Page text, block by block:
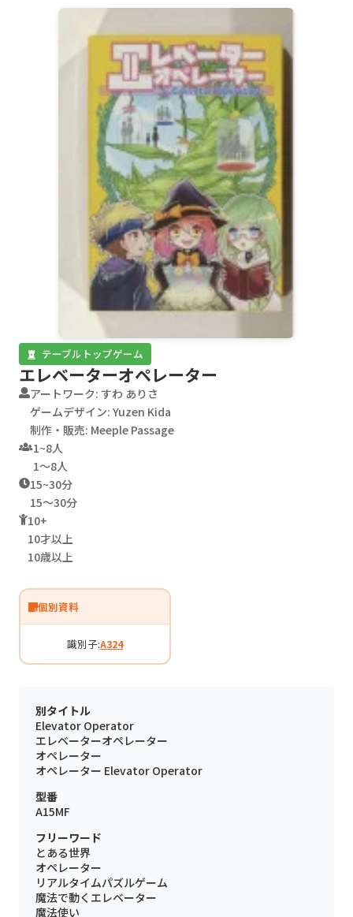
テーブルトップゲーム
エレベーターオペレーター
アートワーク: すわ ありさ
ゲームデザイン: Yuzen Kida
制作・販売: Meeple Passage
1~8人
1～8人
15~30分
15～30分
10+
10才以上
10歳以上
個別資料
識別子:A324
別タイトル
Elevator Operator
エレベーターオペレーター
オペレーター
オペレーター Elevator Operator
型番
A15MF
フリーワード
とある世界
オペレーター
リアルタイムパズルゲーム
魔法で動くエレベーター
魔法使い